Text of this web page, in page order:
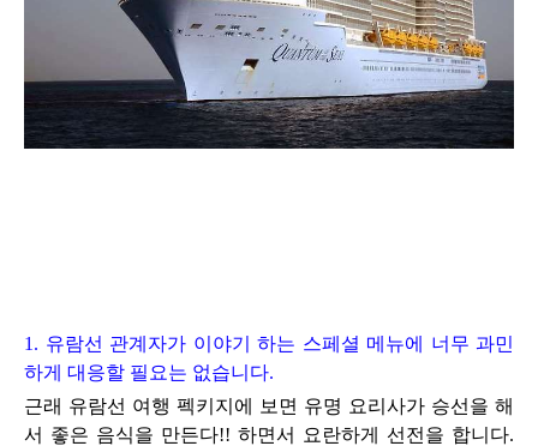
1. 유람선 관계자가 이야기 하는 스페셜 메뉴에 너무 과민
하게 대응할 필요는 없습니다.
근래 유람선 여행 펙키지에 보면 유명 요리사가 승선을 해
서 좋은 음식을 만든다!! 하면서 요란하게 선전을 합니다.